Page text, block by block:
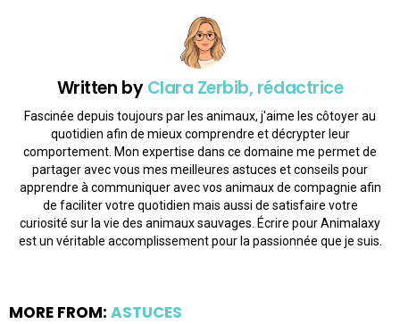
Written byClara Zerbib, rédactrice
Fascinée depuis toujours par les animaux, j'aime les côtoyer au
quotidien afin de mieux comprendre et décrypter leur
comportement. Mon expertise dans ce domaine me permet de
partager avec vous mes meilleures astuces et conseils pour
apprendre à communiquer avec vos animaux de compagnie afin
de faciliter votre quotidien mais aussi de satisfaire votre
curiosité sur la vie des animaux sauvages. Écrire pour Animalaxy
est un véritable accomplissement pour la passionnée que je suis.
MORE FROM: ASTUCES